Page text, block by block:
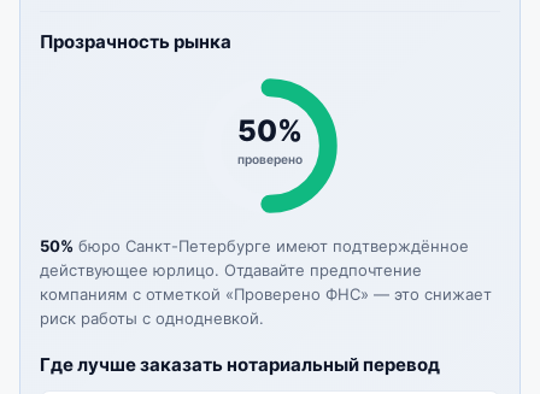
Прозрачность рынка
50%
проверено
50% бюро Санкт-Петербурге имеют подтверждённое
действующее юрлицо. Отдавайте предпочтение
компаниям с отметкой «Проверено ФНС» — это снижает
риск работы с однодневкой.
Где лучше заказать нотариальный перевод